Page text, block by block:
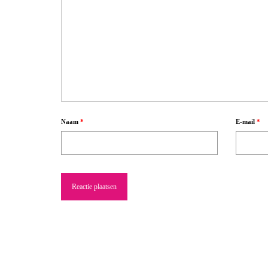
Naam * E-mail*